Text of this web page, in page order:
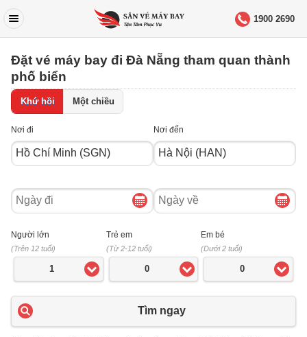
1900 2690
Đặt vé máy bay đi Đà Nẵng tham quan thành
phố biển
Khứ hồi Một chiều
Nơi đi Nơi đến
Ngày
đi
Ngày
về
Người lớn
(Trên 12 tuổi)
1
Trẻ em
(Từ 2-12 tuổi)
0
Em bé
(Dưới 2 tuổi)
0
Tìm ngay